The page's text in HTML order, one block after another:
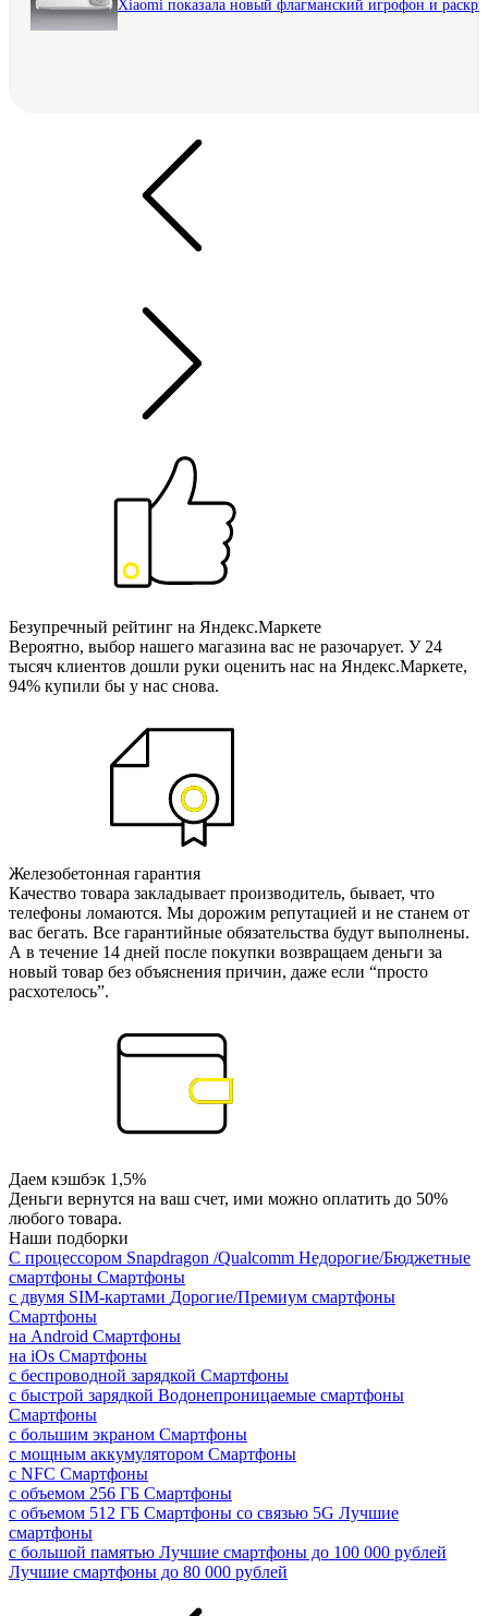
Xiaomi показала новый флагманский игрофон и
Безупречный рейтинг на Яндекс.Маркете
Вероятно, выбор нашего магазина вас не разочарует. У 24
тысяч клиентов дошли руки оценить нас на Яндекс.Маркете,
94% купили бы у нас снова.
Железобетонная гарантия
Качество товара закладывает производитель, бывает, что
телефоны ломаются. Мы дорожим репутацией и не станем от
вас бегать. Все гарантийные обязательства будут выполнены.
А в течение 14 дней после покупки возвращаем деньги за
новый товар без объяснения причин, даже если “просто
расхотелось”.
Даем кэшбэк 1,5%
Деньги вернутся на ваш счет, ими можно оплатить до 50%
любого товара.
Наши подборки
С процессором Snapdragon /Qualcomm Недорогие/Бюджетные
смартфоны Смартфоны
с двумя SIM-картами Дорогие/Премиум смартфоны
Смартфоны
на Android Смартфоны
на iOs Смартфоны
с беспроводной зарядкой Смартфоны
с быстрой зарядкой Водонепроницаемые смартфоны
Смартфоны
с большим экраном Смартфоны
с мощным аккумулятором Смартфоны
с NFC Смартфоны
с объемом 256 ГБ Смартфоны
с объемом 512 ГБ Смартфоны со связью 5G Лучшие
смартфоны
с большой памятью Лучшие смартфоны до 100 000 рублей
Лучшие смартфоны до 80 000 рублей